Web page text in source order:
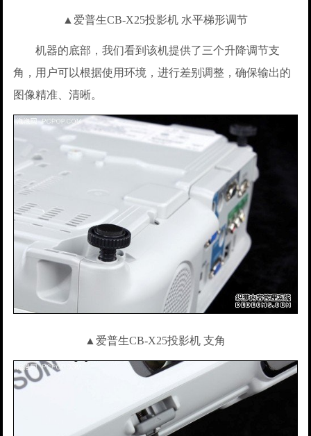
▲爱普生CB-X25投影机 水平梯形调节
机器的底部，我们看到该机提供了三个升降调节支
角，用户可以根据使用环境，进行差别调整，确保输出的
图像精准、清晰。
▲爱普生CB-X25投影机 支角